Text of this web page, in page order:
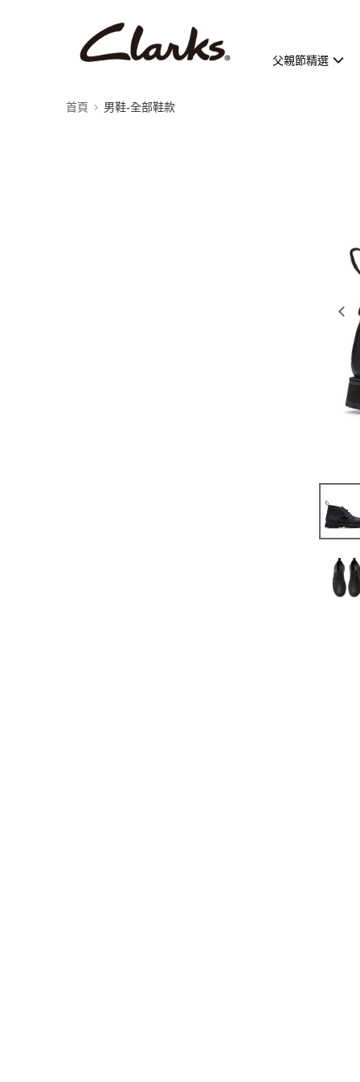
父親節精選
首頁 男鞋-全部鞋款